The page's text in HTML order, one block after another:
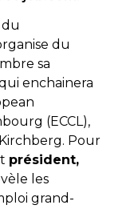
du
du
sa
enchainera
(ECCL),
Pour
président,
les
grand-